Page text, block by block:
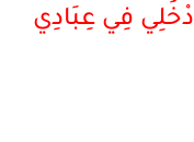
مَّرْضِيَّةً (28) فَادْخُلِي فِي عِبَادِي